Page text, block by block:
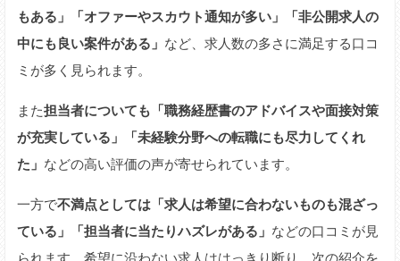
もある」「オファーやスカウト通知が多い」「非公開求人の
中にも良い案件がある」 など、求人数の多さに満足する口コ
ミが多く見られます。
また担当者についても「職務経歴書のアドバイスや面接対策
が充実している」「未経験分野への転職にも尽力してくれ
た」 などの高い評価の声が寄せられています。
一方で不満点としては「求人は希望に合わないものも混ざっ
ている」「担当者に当たりハズレがある」 などの口コミが見